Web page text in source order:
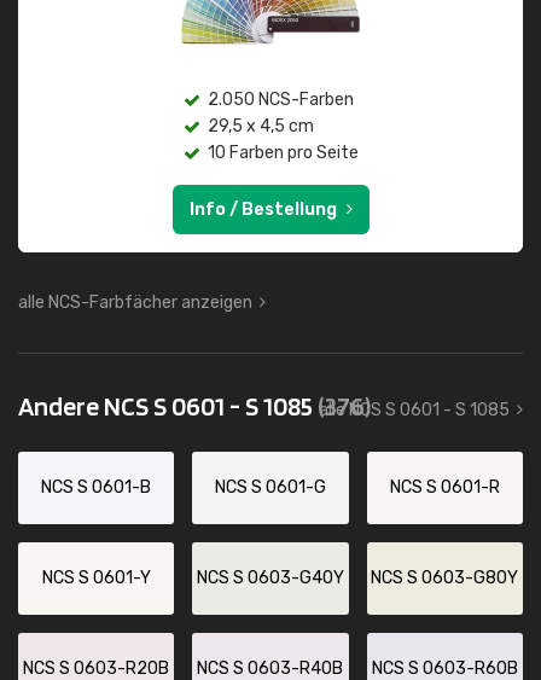
2.050 NCS-Farben
29,5 x 4,5 cm
10 Farben pro Seite
Info / Bestellung
alle NCS-Farbfächer anzeigen
Andere NCS S 0601 - S 1085 (376)
alle NCS S 0601 - S 1085
NCS S 0601-B NCS S 0601-G NCS S 0601-R
NCS S 0601-Y NCS S 0603-G40Y NCS S 0603-G80Y
NCS S 0603-R20B NCS S 0603-R40B NCS S 0603-R60B